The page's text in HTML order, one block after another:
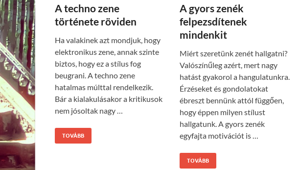
A techno zene
története röviden
Ha valakinek azt mondjuk, hogy
elektronikus zene, annak szinte
biztos, hogy ez a stílus fog
beugrani. A techno zene
hatalmas múlttal rendelkezik.
Bár a kialakulásakor a kritikusok
nem jósoltak nagy …
TOVÁBB
A gyors zenék
felpezsdítenek
mindenkit
Miért szeretünk zenét hallgatni?
Valószínűleg azért, mert nagy
hatást gyakorol a hangulatunkra.
Érzéseket és gondolatokat
ébreszt bennünk attól függően,
hogy éppen milyen stílust
hallgatunk. A gyors zenék
egyfajta motivációt is …
TOVÁBB